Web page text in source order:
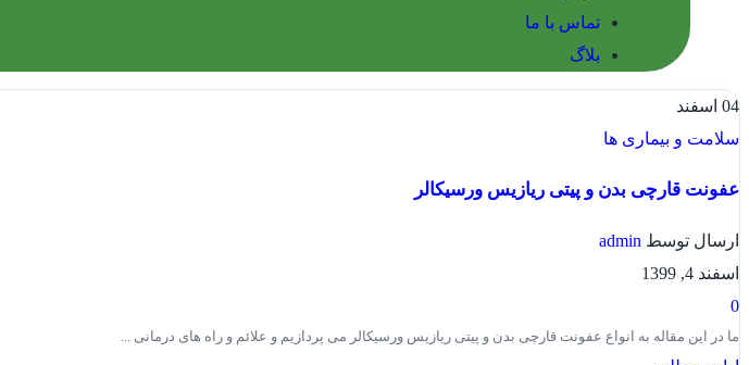
تماس با ما
بلاگ
04 اسفند
سلامت و بیماری ها
عفونت قارچی بدن و پیتی ریازیس ورسیکالر
ارسال توسط admin
اسفند 4, 1399
0
ما در این مقاله به انواع عفونت قارچی بدن و پیتی ریازیس ورسیکالر می پردازیم و علائم و راه های درمانی ...